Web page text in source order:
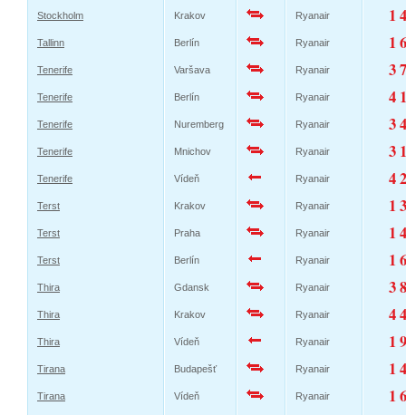
Stockholm Krakov Ryanair 1
Tallinn Berlín Ryanair 1
Tenerife Varšava Ryanair 3
Tenerife Berlín Ryanair 4
Tenerife Nuremberg Ryanair 3
Tenerife Mnichov Ryanair 3
Tenerife Vídeň Ryanair 4
Terst Krakov Ryanair 1
Terst Praha Ryanair 1
Terst Berlín Ryanair 1
Thira Gdansk Ryanair 3
Thira Krakov Ryanair 4
Thira Vídeň Ryanair 1
Tirana Budapešť Ryanair 1
Tirana Vídeň Ryanair
1